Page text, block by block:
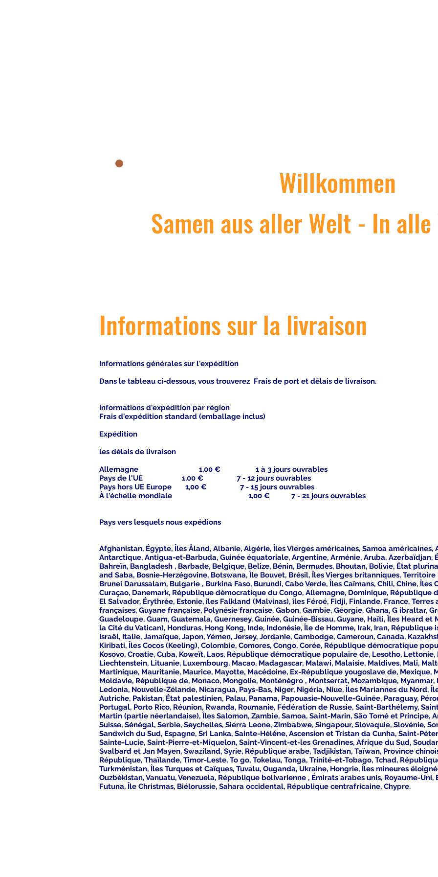
Willkommen
Samen aus aller Welt - In
Informations sur la livraison
Informations générales sur l'expédition
Dans le tableau ci-dessous, vous trouverez Frais de port et délais de livraison.
Informations d'expédition par région
Frais d'expédition standard (emballage inclus)
Expédition
les délais de livraison
Allemagne 1,00 € 1 à 3 jours ouvrables
Pays de l'UE 1,00 € 7 - 12 jours ouvrables
Pays hors UE Europe 1,00 € 7 - 15 jours ouvrables
À l'échelle mondiale 1,00 € 7 - 21 jours ouvrables
Pays vers lesquels nous expédions
Afghanistan, Égypte, Îles Åland, Albanie, Algérie, Îles Vierges américaines, Samoa américaines,
Antarctique, Antigua-et-Barbuda, Guinée équatoriale, Argentine, Arménie, Aruba, Azerbaïdjan,
Bahreïn, Bangladesh , Barbade, Belgique, Belize, Bénin, Bermudes, Bhoutan, Bolivie, État
and Saba, Bosnie-Herzégovine, Botswana, Île Bouvet, Brésil, Îles Vierges britanniques,
Brunei Darussalam, Bulgarie , Burkina Faso, Burundi, Cabo Verde, Îles Caïmans, Chili, Chine, Îles
Curaçao, Danemark, République démocratique du Congo, Allemagne, Dominique, République
El Salvador, Érythrée, Estonie, îles Falkland (Malvinas), îles Féroé, Fidji, Finlande, France,
françaises, Guyane française, Polynésie française, Gabon, Gambie, Géorgie, Ghana, G ibraltar,
Guadeloupe, Guam, Guatemala, Guernesey, Guinée, Guinée-Bissau, Guyane, Haïti, Îles Heard
la Cité du Vatican), Honduras, Hong Kong, Inde, Indonésie, Île de Homme, Irak, Iran, République
Israël, Italie, Jamaïque, Japon, Yémen, Jersey, Jordanie, Cambodge, Cameroun, Canada,
Kiribati, Îles Cocos (Keeling), Colombie, Comores, Congo, Corée, République démocratique
Kosovo, Croatie, Cuba, Koweït, Laos, République démocratique populaire de, Lesotho,
Liechtenstein, Lituanie, Luxembourg, Macao, Madagascar, Malawi, Malaisie, Maldives, Mali,
Martinique, Mauritanie, Maurice, Mayotte, Macédoine, Ex-République yougoslave de, Mexique,
Moldavie, République de, Monaco, Mongolie, Monténégro , Montserrat, Mozambique, Myanmar,
Ledonia, Nouvelle-Zélande, Nicaragua, Pays-Bas, Niger, Nigéria, Niue, Îles Mariannes du Nord,
Autriche, Pakistan, État palestinien, Palau, Panama, Papouasie-Nouvelle-Guinée, Paraguay,
Portugal, Porto Rico, Réunion, Rwanda, Roumanie, Fédération de Russie, Saint-Barthélemy,
Martin (partie néerlandaise), Îles Salomon, Zambie, Samoa, Saint-Marin, São Tomé et Príncipe,
Suisse, Sénégal, Serbie, Seychelles, Sierra Leone, Zimbabwe, Singapour, Slovaquie, Slovénie,
Sandwich du Sud, Espagne, Sri Lanka, Sainte-Hélène, Ascension et Tristan da Cunha, Saint-
Sainte-Lucie, Saint-Pierre-et-Miquelon, Saint-Vincent-et-les Grenadines, Afrique du Sud,
Svalbard et Jan Mayen, Swaziland, Syrie, République arabe, Tadjikistan, Taïwan, Province
République, Thaïlande, Timor-Leste, To go, Tokelau, Tonga, Trinité-et-Tobago, Tchad,
Turkménistan, Îles Turques et Caïques, Tuvalu, Ouganda, Ukraine, Hongrie, Îles mineures
Ouzbékistan, Vanuatu, Venezuela, République bolivarienne , Émirats arabes unis, Royaume-Uni,
Futuna, Île Christmas, Biélorussie, Sahara occidental, République centrafricaine, Chypre.